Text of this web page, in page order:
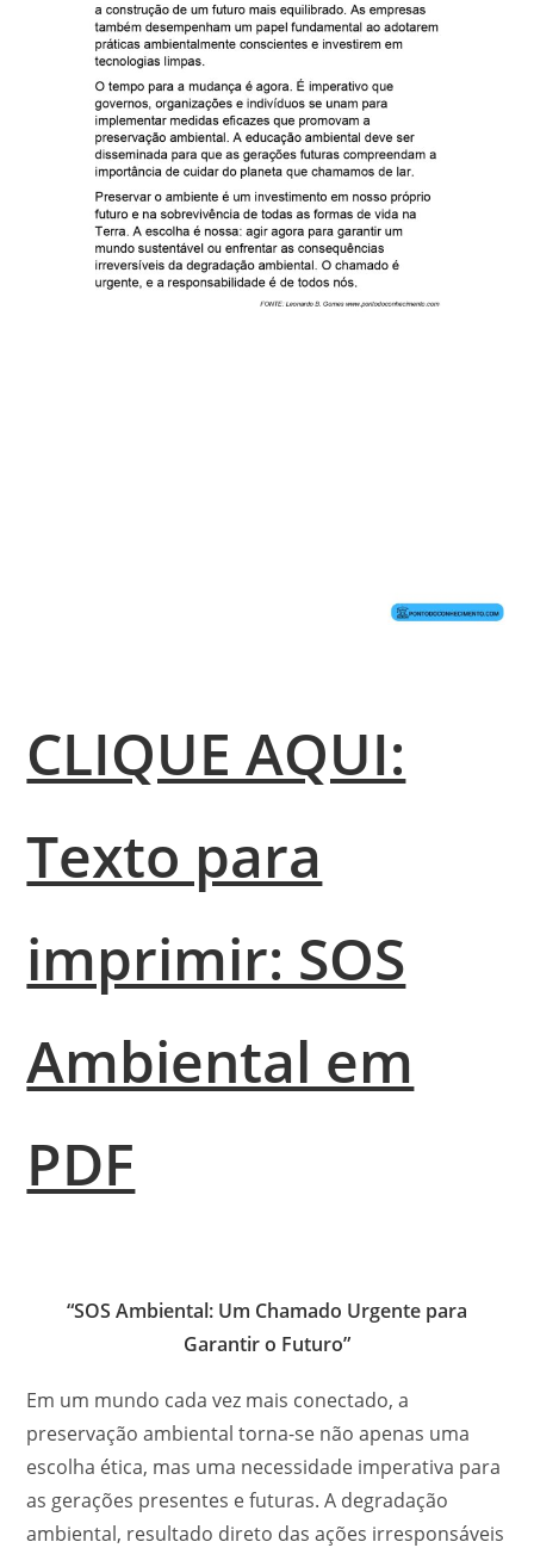
CLIQUE AQUI:
Texto para
imprimir: SOS
Ambiental em
PDF
“SOS Ambiental: Um Chamado Urgente para
Garantir o Futuro”
Em um mundo cada vez mais conectado, a
preservação ambiental torna-se não apenas uma
escolha ética, mas uma necessidade imperativa para
as gerações presentes e futuras. A degradação
ambiental, resultado direto das ações irresponsáveis